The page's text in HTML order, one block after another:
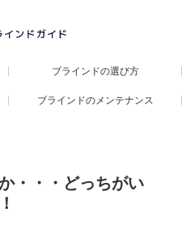
ブラインドの選び方
ブラインドのメンテナンス
・・・どっちがい